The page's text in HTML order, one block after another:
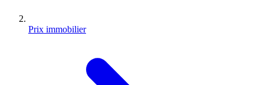
Prix immobilier